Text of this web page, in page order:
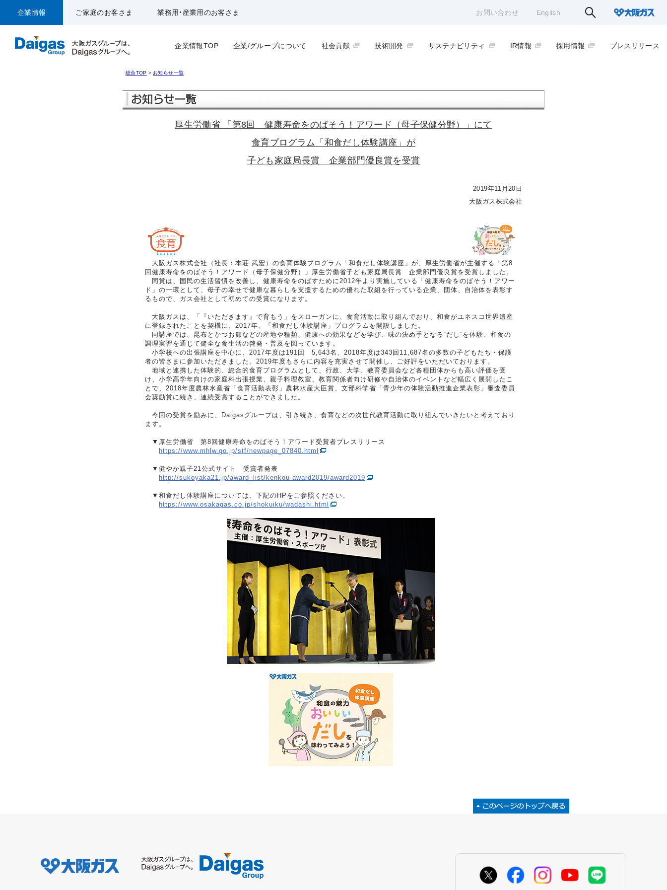
企業情報 ご家庭のお客さま 業務用・産業用のお客さま お問い合わせ English
企業情報TOP 企業/グループについて 社会貢献 技術開発 サステナビリティ IR情報 採用情報 プレスリリース
総合TOP > お知らせ一覧
厚生労働省 「第8回 健康寿命をのばそう！アワード（母子保健分野）」にて
食育プログラム「和食だし体験講座」が
子ども家庭局長賞 企業部門優良賞を受賞
2019年11月20日
大阪ガス株式会社
大阪ガス株式会社（社長：本荘 武宏）の食育体験プログラム「和食だし体験講座」が、厚生労働省が主催する「第8
回健康寿命をのばそう！アワード（母子保健分野）」厚生労働省子ども家庭局長賞 企業部門優良賞を受賞しました。
同賞は、国民の生活習慣を改善し、健康寿命をのばすために2012年より実施している「健康寿命をのばそう！アワー
ド」の一環として、母子の幸せで健康な暮らしを支援するための優れた取組を行っている企業、団体、自治体を表彰す
るもので、ガス会社として初めての受賞になります。
大阪ガスは、「『いただきます』で育もう」をスローガンに、食育活動に取り組んでおり、和食がユネスコ世界遺産
に登録されたことを契機に、2017年、「和食だし体験講座」プログラムを開設しました。
同講座では、昆布とかつお節などの産地や種類、健康への効果などを学び、味の決め手となる“だし”を体験、和食の
調理実習を通じて健全な食生活の啓発・普及を図っています。
小学校への出張講座を中心に、2017年度は191回 5,643名、2018年度は343回11,687名の多数の子どもたち・保護
者の皆さまに参加いただきました。2019年度もさらに内容を充実させて開催し、ご好評をいただいております。
地域と連携した体験的、総合的食育プログラムとして、行政、大学、教育委員会など各種団体からも高い評価を受
け、小学高学年向けの家庭科出張授業、親子料理教室、教育関係者向け研修や自治体のイベントなど幅広く展開したこ
とで、2018年度農林水産省「食育活動表彰」農林水産大臣賞、文部科学省「青少年の体験活動推進企業表彰」審査委員
会奨励賞に続き、連続受賞することができました。
今回の受賞を励みに、Daigasグループは、引き続き、食育などの次世代教育活動に取り組んでいきたいと考えており
ます。
▼厚生労働省 第8回健康寿命をのばそう！アワード受賞者プレスリリース
https://www.mhlw.go.jp/stf/newpage_07840.html
▼健やか親子21公式サイト 受賞者発表
http://sukoyaka21.jp/award_list/kenkou-award2019/award2019
▼和食だし体験講座については、下記のHPをご参照ください。
https://www.osakagas.co.jp/shokuiku/wadashi.html